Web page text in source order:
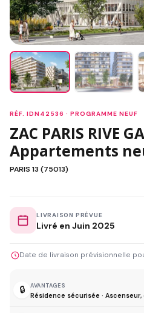
RÉF. IDN42536 · PROGRAMME NEUF
ZAC PARIS RIVE
Appartements
PARIS 13 (75013)
LIVRAISON PRÉVUE
Livré en Juin 2025
Date de livraison prévisionnelle
🔒 AVANTAGES
Résidence sécurisée ·